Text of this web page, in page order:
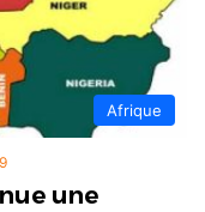
Afrique
une